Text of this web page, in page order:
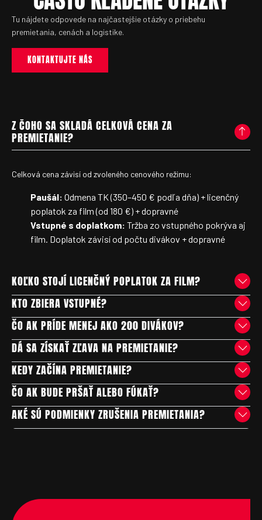
Tu nájdete odpovede na najčastejšie otázky o priebehu
premietania, cenách a logistike.
KONTAKTUJTE NÁS
Z ČOHO SA SKLADÁ CELKOVÁ CENA ZA
PREMIETANIE?
Celková cena závisí od zvoleného cenového režimu:
Paušál: Odmena TK (350–450 € podľa dňa) + licenčný
poplatok za film (od 180 €) + dopravné
Vstupné s doplatkom: Tržba zo vstupného pokrýva aj
film. Doplatok závisí od počtu divákov + dopravné
KOĽKO STOJÍ LICENČNÝ POPLATOK ZA FILM?
KTO ZBIERA VSTUPNÉ?
ČO AK PRÍDE MENEJ AKO 200 DIVÁKOV?
DÁ SA ZÍSKAŤ ZĽAVA NA PREMIETANIE?
KEDY ZAČÍNA PREMIETANIE?
ČO AK BUDE PRŠAŤ ALEBO FÚKAŤ?
AKÉ SÚ PODMIENKY ZRUŠENIA PREMIETANIA?